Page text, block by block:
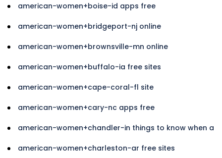
american-women+boise-id apps free
american-women+bridgeport-nj online
american-women+brownsville-mn online
american-women+buffalo-ia free sites
american-women+cape-coral-fl site
american-women+cary-nc apps free
american-women+chandler-in things to know when a
american-women+charleston-ar free sites